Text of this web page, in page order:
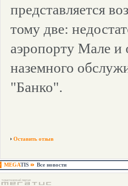
представляется
тому две:
аэропорту Мале
наземного
"Банко".
Оставить отзыв
MEGATIS Все новости